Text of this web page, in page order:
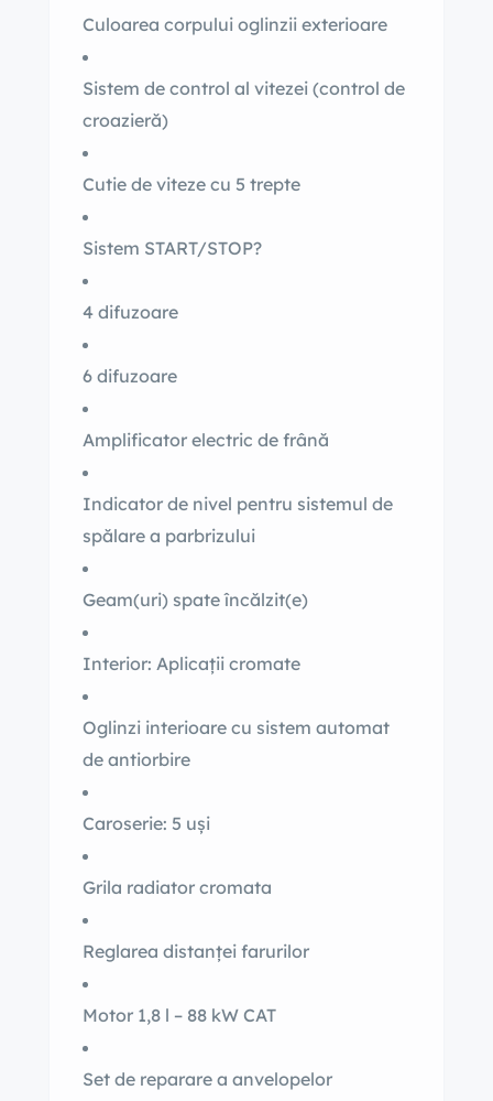
Culoarea corpului oglinzii exterioare
Sistem de control al vitezei (control de
croazieră)
Cutie de viteze cu 5 trepte
Sistem START/STOP?
4 difuzoare
6 difuzoare
Amplificator electric de frână
Indicator de nivel pentru sistemul de
spălare a parbrizului
Geam(uri) spate încălzit(e)
Interior: Aplicații cromate
Oglinzi interioare cu sistem automat
de antiorbire
Caroserie: 5 uși
Grila radiator cromata
Reglarea distanței farurilor
Motor 1,8 l – 88 kW CAT
Set de reparare a anvelopelor